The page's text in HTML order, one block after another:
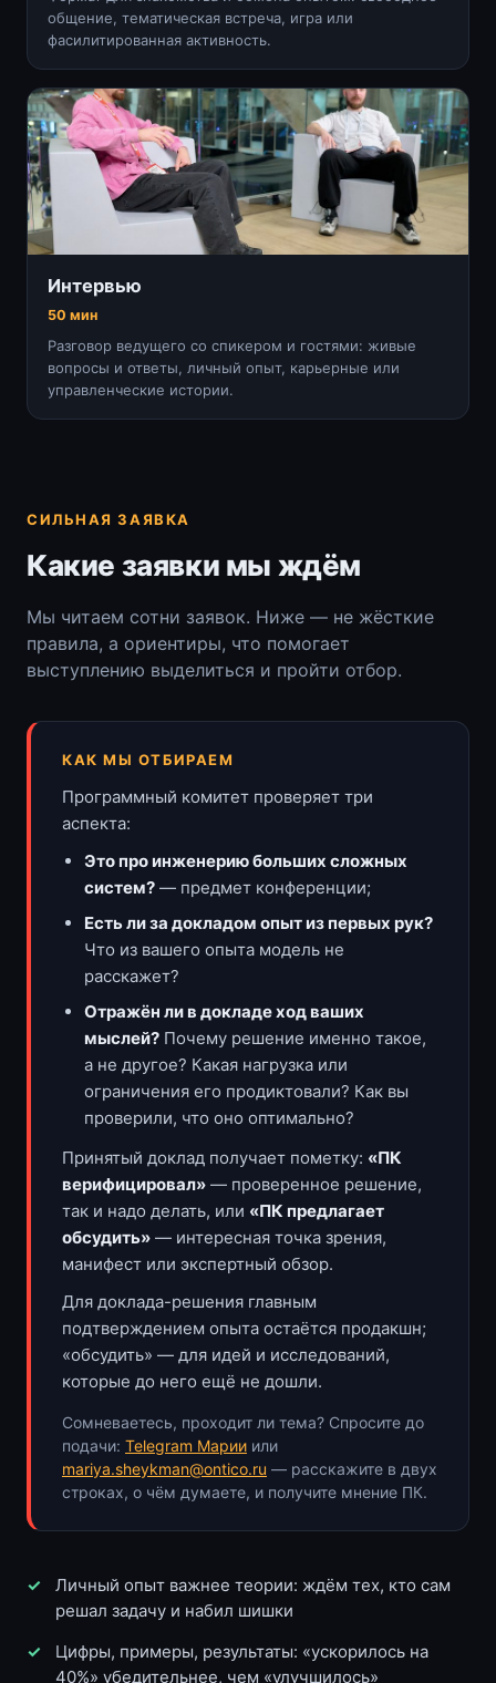
общение, тематическая встреча, игра или
фасилитированная активность.
Интервью
50 мин
Разговор ведущего со спикером и гостями: живые
вопросы и ответы, личный опыт, карьерные или
управленческие истории.
СИЛЬНАЯ ЗАЯВКА
Какие заявки мы ждём
Мы читаем сотни заявок. Ниже — не жёсткие
правила, а ориентиры, что помогает
выступлению выделиться и пройти отбор.
КАК МЫ ОТБИРАЕМ
Программный комитет проверяет три
аспекта:
Это про инженерию больших сложных
систем? — предмет конференции;
Есть ли за докладом опыт из первых рук?
Что из вашего опыта модель не
расскажет?
Отражён ли в докладе ход ваших
мыслей? Почему решение именно такое,
а не другое? Какая нагрузка или
ограничения его продиктовали? Как вы
проверили, что оно оптимально?
Принятый доклад получает пометку: «ПК
верифицировал» — проверенное решение,
так и надо делать, или «ПК предлагает
обсудить» — интересная точка зрения,
манифест или экспертный обзор.
Для доклада-решения главным
подтверждением опыта остаётся продакшн;
«обсудить» — для идей и исследований,
которые до него ещё не дошли.
Сомневаетесь, проходит ли тема? Спросите до
подачи: Telegram Марии или
mariya.sheykman@ontico.ru — расскажите в двух
строках, о чём думаете, и получите мнение ПК.
Личный опыт важнее теории: ждём тех, кто сам
решал задачу и набил шишки
Цифры, примеры, результаты: «ускорилось на
40%» убедительнее, чем «улучшилось»